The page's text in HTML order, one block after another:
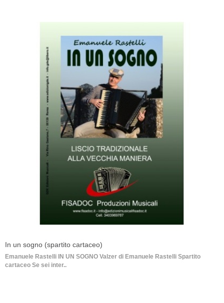
In un sogno (spartito cartaceo)
Emanuele Rastelli IN UN SOGNO Valzer di Emanuele Rastelli Spartito
cartaceo Se sei inter..